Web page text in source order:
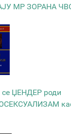
МР ЗОРАНА
се ЏЕНДЕР роди